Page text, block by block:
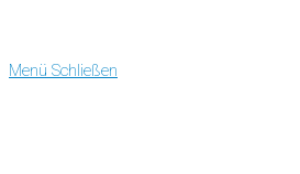
Menü Schließen